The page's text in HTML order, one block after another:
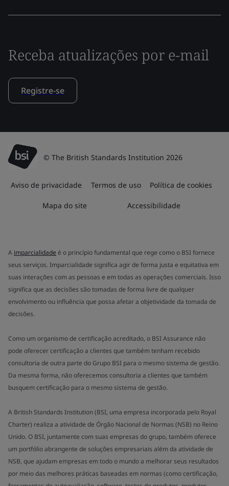
Receba atualizações por e-mail
Registre-se
© The British Standards Institution 2026
Aviso de privacidade Termos de uso Política de cookies
Mapa do site Accessibilidade
A imparcialidade é o princípio fundamental que rege como o BSI fornece
seus serviços. Imparcialidade significa agir de forma justa e equitativa em
suas interações com as pessoas e em todas as operações comerciais. Isso
significa que as decisões são tomadas de forma livre de qualquer
envolvimento ou influência que possa afetar a objetividade da tomada de
decisões.
Como um organismo de certificação acreditado, o BSI Assurance não
pode oferecer certificação a clientes que também tenham recebido
consultoria de outra parte do Grupo BSI para o mesmo sistema de gestão.
Da mesma forma, não oferecemos consultoria a clientes que também
busquem certificação para o mesmo sistema de gestão.
A British Standards Institution (BSI, uma empresa incorporada pelo Royal
Charter) realiza a atividade de Órgão Nacional de Normas (NSB) no Reino
Unido. O BSI, juntamente com suas empresas do grupo, também oferece
um portfólio abrangente de soluções empresariais além da atividade de
NSB, que ajudam empresas em todo o mundo a melhorar seus resultados
por meio das melhores práticas baseadas em normas (como certificação,